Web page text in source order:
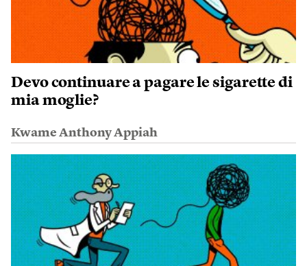
Devo continuare a pagare le sigarette di
mia moglie?
Kwame Anthony Appiah